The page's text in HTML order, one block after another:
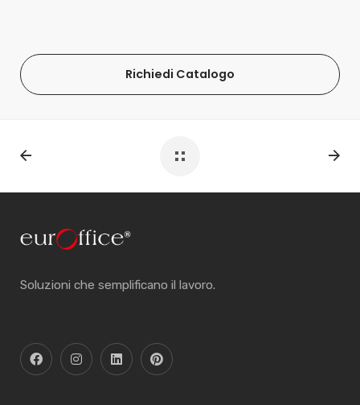
Richiedi Catalogo
Soluzioni che semplificano il lavoro.